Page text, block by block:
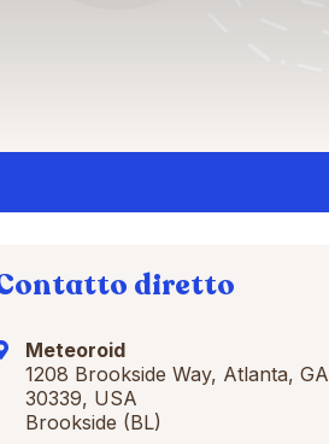
diretto
Meteoroid
1208 Brookside Way, Atlanta, GA
30339, USA
Brookside (BL)